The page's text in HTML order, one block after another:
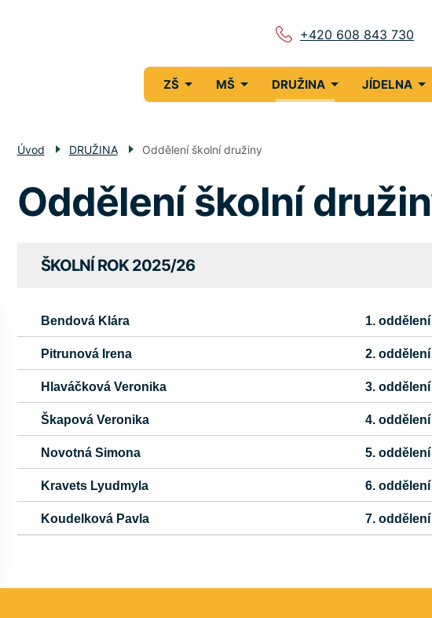
+420 608 843 730
Menu
ZŠ MŠ DRUŽINA JÍDELNA
Úvod DRUŽINA Oddělení školní družiny
Oddělení školní
ŠKOLNÍ ROK 2025/26
Bendová Klára 1.
Pitrunová Irena 2.
Hlaváčková Veronika 3.
Škapová Veronika 4.
Novotná Simona 5.
Kravets Lyudmyla 6.
Koudelková Pavla 7.